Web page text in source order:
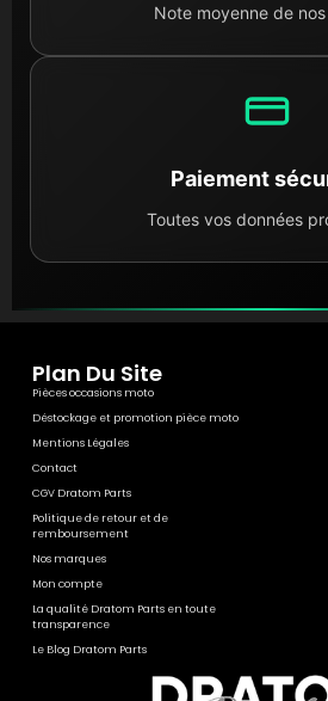
Note moyenne de
Paiement
Toutes vos données
Plan Du Site
Pièces occasions moto
Déstockage et promotion pièce moto
Mentions Légales
Contact
CGV Dratom Parts
Politique de retour et de
remboursement
Nos marques
Mon compte
La qualité Dratom Parts en toute
transparence
Le Blog Dratom Parts